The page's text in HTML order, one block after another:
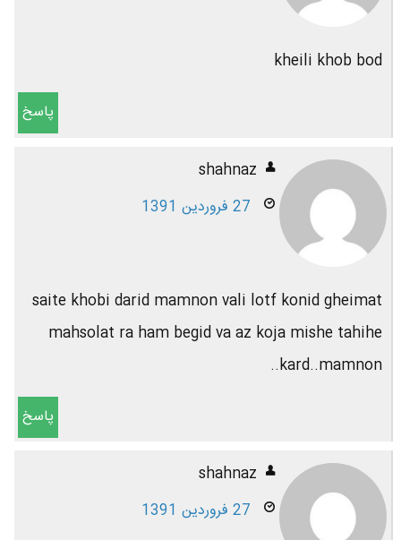
kheili khob bod
پاسخ
shahnaz
27 فروردین 1391
saite khobi darid mamnon vali lotf konid gheimat
mahsolat ra ham begid va az koja mishe tahihe
kard..mamnon..
پاسخ
shahnaz
27 فروردین 1391